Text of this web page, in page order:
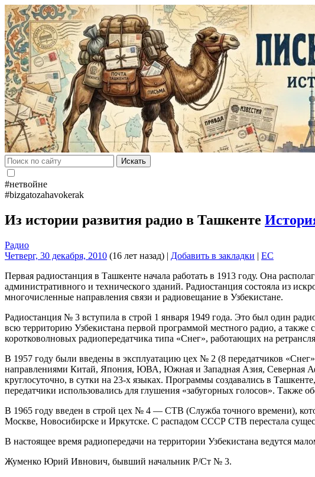
Искать
#нетвойне
#bizgatozahavokerak
Из истории развития радио в Ташкенте
Радио
Четверг, 30 декабря, 2010 (16 лет назад) | Добавить в закладки | EC
Первая радиостанция в Ташкенте начала работать в 1913 году. Она
административного и технического зданий. Радиостанция состояла из
многочисленные направления связи и радиовещание в Узбекистане.
Радиостанция № 3 вступила в строй 1 января 1949 года. Это был один
всю территорию Узбекистана первой программой местного радио, а
коротковолновых радиопередатчика типа «Снег», работающих на
В 1957 году были введены в эксплуатацию цех № 2 (8 передатчиков
направлениями Китай, Япония, ЮВА, Южная и Западная Азия, Северная
круглосуточно, в сутки на 23-х языках. Программы создавались в
передатчики использовались для глушения «забугорных голосов». Также
В 1965 году введен в строй цех № 4 — СТВ (Служба точного времени),
Москве, Новосибирске и Иркутске. С распадом СССР СТВ перестала
В настоящее время радиопередачи на территории Узбекистана ведутся
Жуменко Юрий Ивнович, бывший начальник Р/Ст № 3.